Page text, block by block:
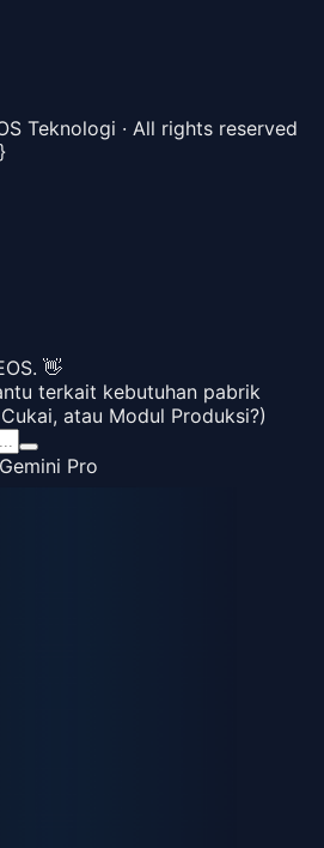
Teknologi · All rights reserved
}
👋
terkait kebutuhan pabrik
atau Modul Produksi?)
Pro